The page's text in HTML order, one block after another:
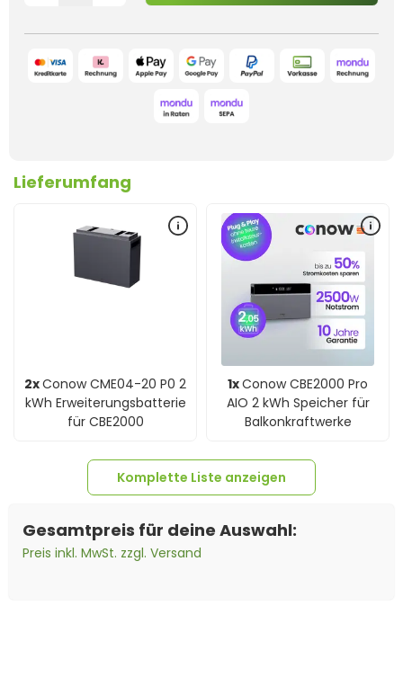
Lieferumfang
2xConow CME04-20 P0 2
kWh Erweiterungsbatterie
für CBE2000
1xConow CBE2000 Pro
AIO 2 kWh Speicher für
Balkonkraftwerke
Komplette Liste anzeigen
Gesamtpreis für deine Auswahl:
Preis inkl. MwSt. zzgl. Versand